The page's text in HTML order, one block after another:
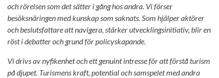
och rörelsen som det sätter i gång hos andra. Vi förser
besöksnäringen med kunskap som saknats. Som hjälper aktörer
och beslutsfattare att navigera, stärker utvecklingsinitiativ, blir en
röst i debatter och grund för policyskapande.
Vi drivs av nyfikenhet och ett genuint intresse för att förstå turism
på djupet. Turismens kraft, potential och samspelet med andra